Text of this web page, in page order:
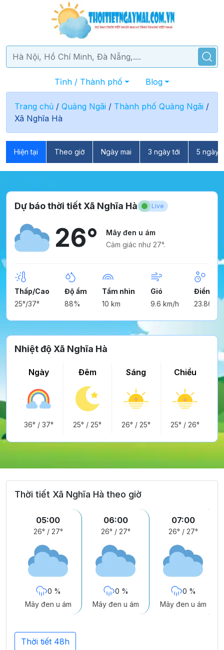
Tỉnh / Thành phố Blog
Trang chủ / Quảng Ngãi / Thành phố Quảng Ngãi /
Xã Nghĩa Hà
Hiện tại Theo giờ Ngày mai 3 ngày tới 5 ngày
Dự báo thời tiết Xã Nghĩa Hà Live
26°
Mây đen u ám
Cảm giác như 27°.
Thấp/Cao
25°/37°
Độ ẩm
88%
Tầm nhìn
10 km
Gió
9.6 km/h
Điểm
23.86°
Nhiệt độ Xã Nghĩa Hà
Ngày
36° / 37°
Đêm
25° /25°
Sáng
26° /25°
Chiều
25° /26°
Thời tiết Xã Nghĩa Hà theo giờ
05:00
26° / 27°
0 %
Mây đen u ám
06:00
26° / 27°
0 %
Mây đen u ám
07:00
26° / 27°
0 %
Mây đen u ám
Thời tiết 48h